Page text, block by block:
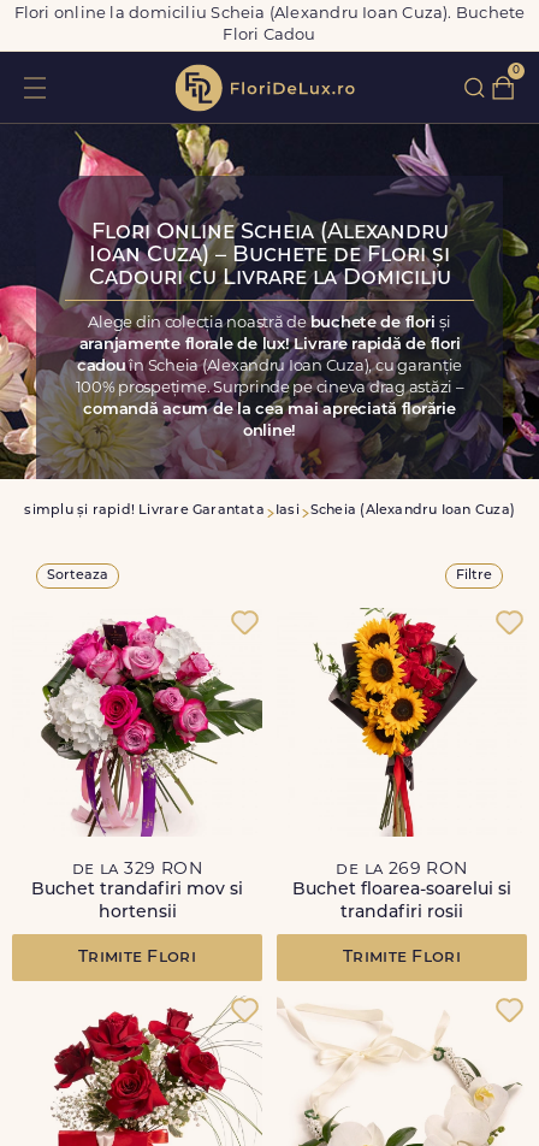
Flori online la domiciliu Scheia (Alexandru Ioan Cuza). Buchete
Flori Cadou
0
Flori Online Scheia (Alexandru
Ioan Cuza) – Buchete de Flori și
Cadouri cu Livrare la Domiciliu
Alege din colecția noastră de buchete de floriși
aranjamente florale de lux! Livrare rapidă de flori
cadouîn Scheia (Alexandru Ioan Cuza), cu garanție
100% prospețime. Surprinde pe cineva drag astăzi –
comandă acum de la cea mai apreciată florărie
online!
simplu și rapid! Livrare Garantata Iasi Scheia (Alexandru Ioan Cuza)
Sorteaza Filtre
de la 329 RON
Buchet trandafiri mov si
hortensii
Trimite Flori
de la 269 RON
Buchet floarea-soarelui si
trandafiri rosii
Trimite Flori